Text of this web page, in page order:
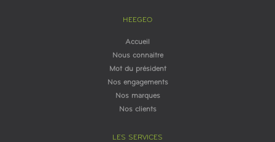
HEEGEO
Accueil
Nous connaitre
Mot du président
Nos engagements
Nos marques
Nos clients
LES SERVICES